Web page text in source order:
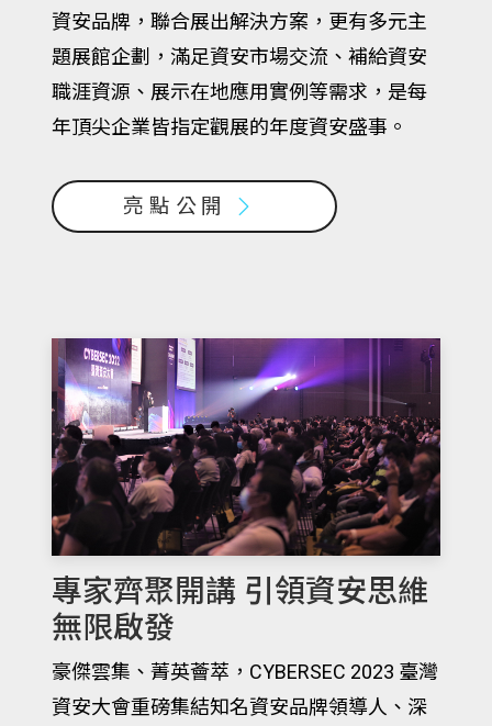
資安品牌，聯合展出解決方案，更有多元主
題展館企劃，滿足資安市場交流、補給資安
職涯資源、展示在地應用實例等需求，是每
年頂尖企業皆指定觀展的年度資安盛事。
亮點公開
專家齊聚開講 引領資安思維
無限啟發
豪傑雲集、菁英薈萃，CYBERSEC 2023 臺灣
資安大會重磅集結知名資安品牌領導人、深